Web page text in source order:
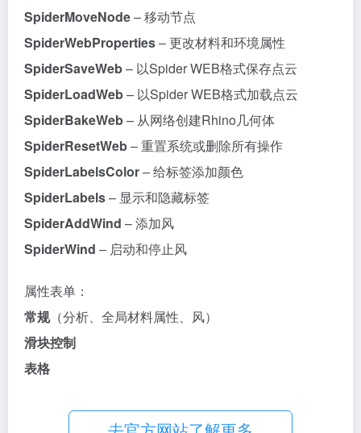
SpiderMoveNode– 移动节点
SpiderWebProperties– 更改材料和环境属性
SpiderSaveWeb– 以Spider WEB格式保存点云
SpiderLoadWeb– 以Spider WEB格式加载点云
SpiderBakeWeb– 从网络创建Rhino几何体
SpiderResetWeb– 重置系统或删除所有操作
SpiderLabelsColor– 给标签添加颜色
SpiderLabels– 显示和隐藏标签
SpiderAddWind – 添加风
SpiderWind – 启动和停止风
属性表单：
常规（分析、全局材料属性、风）
滑块控制
表格